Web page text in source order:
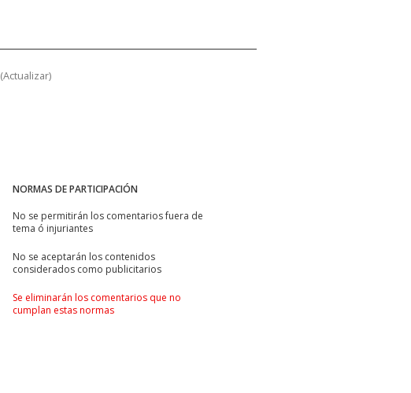
(Actualizar)
NORMAS DE PARTICIPACIÓN
No se permitirán los comentarios fuera de
tema ó injuriantes
No se aceptarán los contenidos
considerados como publicitarios
Se eliminarán los comentarios que no
cumplan estas normas